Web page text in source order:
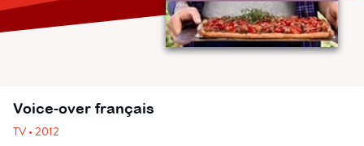
Voice-over français
TV • 2012